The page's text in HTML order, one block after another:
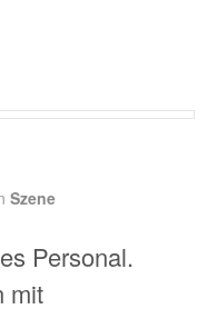
Szene
Personal.
mit